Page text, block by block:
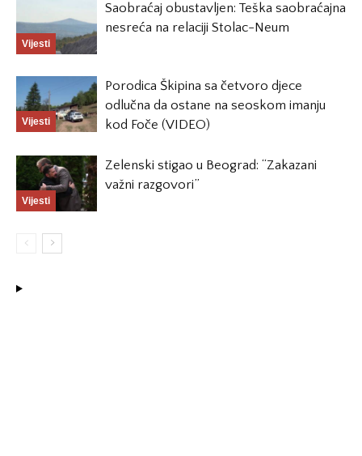
Vijesti
Saobraćaj obustavljen: Teška saobraćajna
nesreća na relaciji Stolac-Neum
Vijesti
Porodica Škipina sa četvoro djece
odlučna da ostane na seoskom imanju
kod Foče (VIDEO)
Vijesti
Zelenski stigao u Beograd: “Zakazani
važni razgovori”